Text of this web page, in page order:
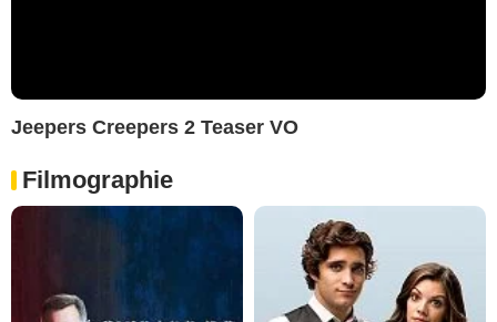
Jeepers Creepers 2 Teaser VO
Filmographie